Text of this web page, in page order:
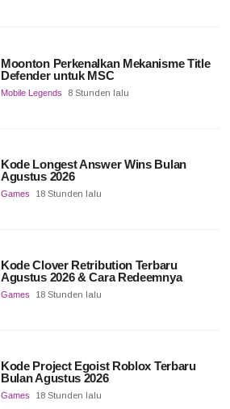
Moonton Perkenalkan Mekanisme Title
Defender untuk MSC
Mobile Legends 8 Stunden lalu
Kode Longest Answer Wins Bulan
Agustus 2026
Games 18 Stunden lalu
Kode Clover Retribution Terbaru
Agustus 2026 & Cara Redeemnya
Games 18 Stunden lalu
Kode Project Egoist Roblox Terbaru
Bulan Agustus 2026
Games 18 Stunden lalu